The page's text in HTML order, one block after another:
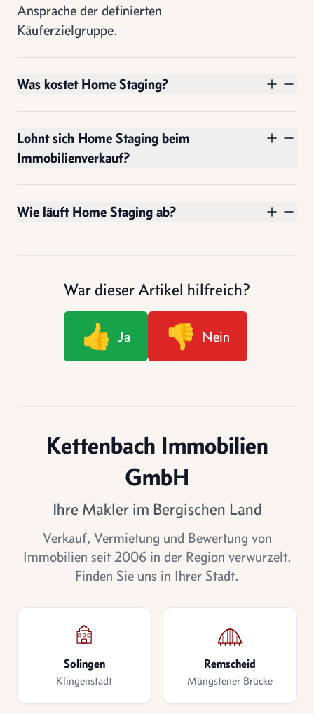
Ansprache der definierten
Käuferzielgruppe.
Was kostet Home Staging?
Lohnt sich Home Staging beim
Immobilienverkauf?
Wie läuft Home Staging ab?
War dieser Artikel hilfreich?
👍 Ja 👎 Nein
Kettenbach Immobilien
GmbH
Ihre Makler im Bergischen Land
Verkauf, Vermietung und Bewertung von
Immobilien seit 2006 in der Region verwurzelt.
Finden Sie uns in Ihrer Stadt.
Solingen
Klingenstadt
Remscheid
Müngstener Brücke